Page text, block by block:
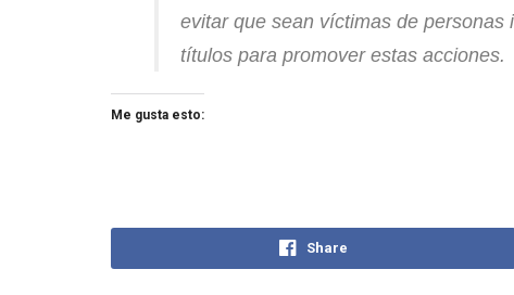
evitar que sean víctimas de
títulos para promover estas acciones.
Me gusta esto:
Share